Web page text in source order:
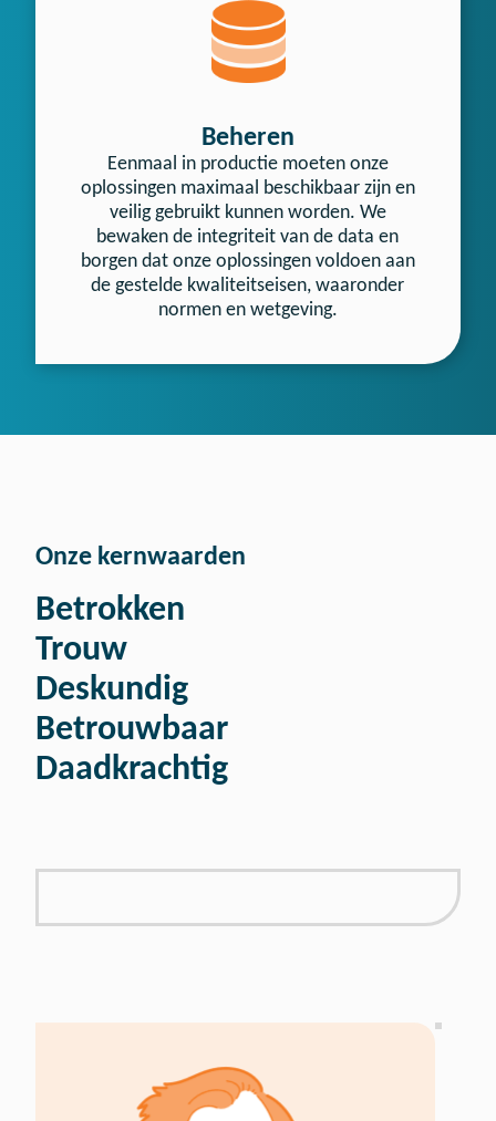
Beheren
Eenmaal in productie moeten onze
oplossingen maximaal beschikbaar zijn en
veilig gebruikt kunnen worden. We
bewaken de integriteit van de data en
borgen dat onze oplossingen voldoen aan
de gestelde kwaliteitseisen, waaronder
normen en wetgeving.
Onze kernwaarden
Betrokken
Trouw
Deskundig
Betrouwbaar
Daadkrachtig